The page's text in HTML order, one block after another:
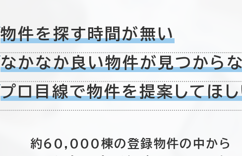
物件を探す時間が無い
なかなか良い物件が 見つから
プロ目線で物件を提案してほ
約60,000棟の登録物件の中から